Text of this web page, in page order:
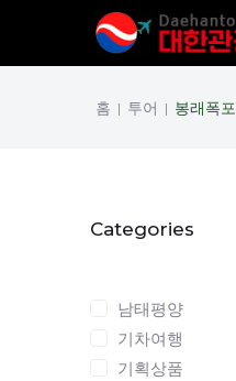
홈 | 투어 | 봉래폭포
Categories
남태평양
기차여행
기획상품